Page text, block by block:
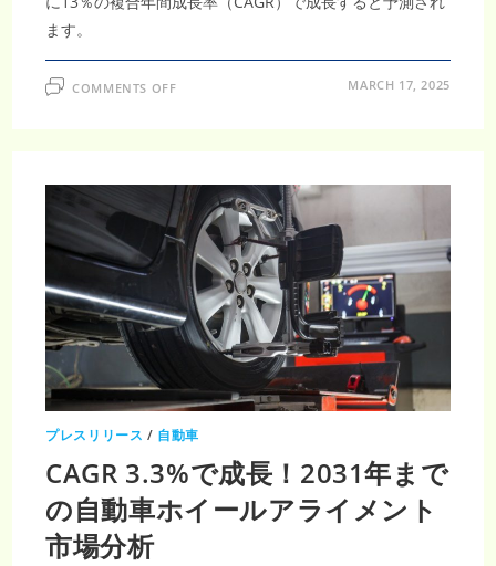
ます。
COMMENTS OFFON
空
気
圧
監
視
シ
ス
テ
ム
市
場、
2031
192.5
億
米
ド
ル
模
に
到
達
MARCH 17, 2025
プレスリリース / 自動車
CAGR 3.3%で成長！2031年まで
の自動車ホイールアライメント
市場分析